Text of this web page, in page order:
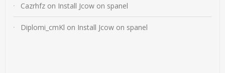
Cazrhfz on Install Jcow on spanel
Diplomi_cmKl on Install Jcow on spanel